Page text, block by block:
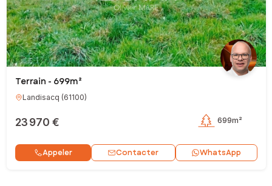
Terrain - 699m²
Landisacq (61100)
23 970 € 699m²
Appeler Contacter WhatsApp